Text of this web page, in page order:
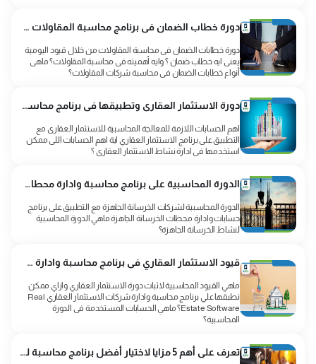
دورة خطاب الضمان فى برنامج محاسبة المقاولات من خلال قيود اليومية
دورة خطابات الضمان فى محاسبة المقاولات من خلال قيود اليومية
يعنى ايه خطاب ضمان ؟ وايه أهميته فى محاسبة المقاولات؟ ماهى
أنواع خطابات الضمان فى محاسبة شركات المقاولات؟
دورة الاستثمار العقارى وتطبيقها فى برنامج محاسبة الاستثمار العقارى
اهم الحسابات اللازمة للمعالجة المحاسبية للاستثمار العقارى مع
التطبيق على برنامج الاستثمار العقاري اية اهم الحسابات اللى ممكن
استخدمها فى ادارة نشاط الاستثمار العقارى ؟
الدورة المحاسبية على برنامج محاسبة وادارة محطات الخرسانة الجاهزة
الدورة المحاسبية لشركات الخرسانة الجاهزة مع التطبيق على برنامج
حسابات وادارة محطات الخرسانة الجاهزة ماهي الدورة المحاسبية
لنشاط الخرسانة الجاهزة؟
قيود الاستثمار العقاري فى برنامج محاسبة وادارة شركات الاستثمار العقاري
ماهي القيود المحاسبية لاثبات دورة الاستثمار العقاري وازاي ممكن
نطبقها علي برنامج محاسبة وادارة شركات الاستثمار العقاري Real
Estate Software؟ ماهي الحسابات المستخدمة فى الدورة
المحاسبية؟
تعرف على أهم 5 مزايا لاختيار أفضل برنامج محاسبة للمصانع